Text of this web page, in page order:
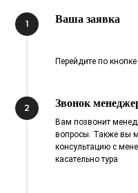
1 Ваша заявка
Перейдите по кнопке
2 Звонок
Вам позвонит
вопросы. Также вы
консультацию с
касательно тура